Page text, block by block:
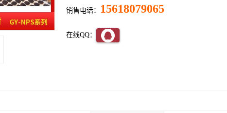
销售电话： 15618079065
在线QQ：